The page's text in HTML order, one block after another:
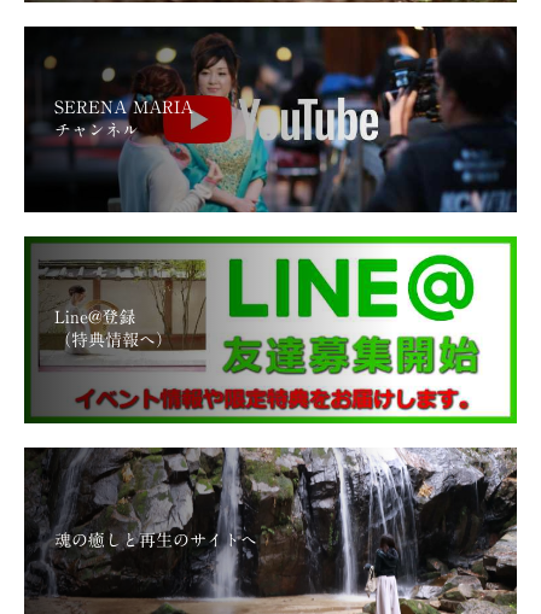
SERENA MARIA
チャンネル
Line@登録
（特典情報へ）
魂の癒しと再生のサイトへ